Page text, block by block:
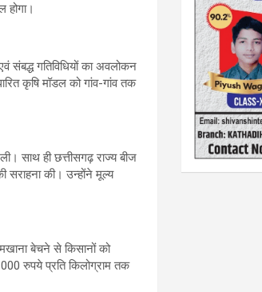
होगा।
संबद्ध गतिविधियों का अवलोकन
कृषि मॉडल को गांव-गांव तक
साथ ही छत्तीसगढ़ राज्य बीज
सराहना की। उन्होंने मूल्य
बेचने से किसानों को
रुपये प्रति किलोग्राम तक